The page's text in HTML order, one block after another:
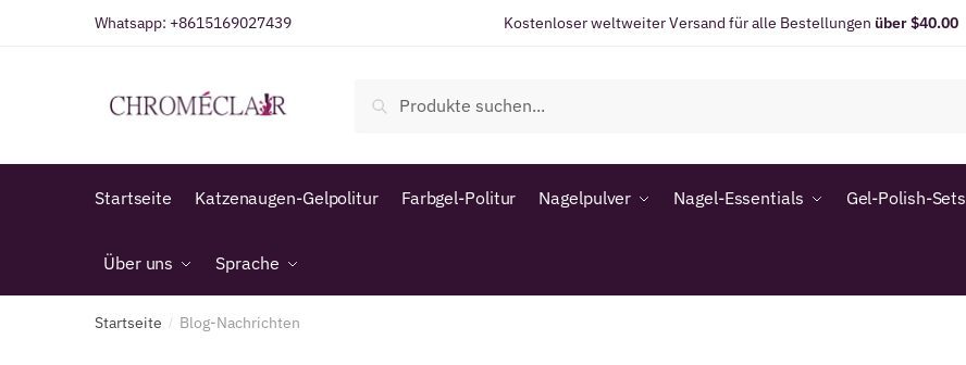
Whatsapp: +8615169027439 Kostenloser weltweiter Versand für alle Bestellungen über $40.00
nach:
Suche
Startseite Katzenaugen-Gelpolitur Farbgel-Politur Nagelpulver Nagel-Essentials Gel-Polish-Sets
Über uns Sprache
Startseite / Blog-Nachrichten